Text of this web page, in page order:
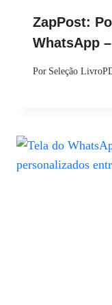
ZapPost:
WhatsApp
Por Seleção